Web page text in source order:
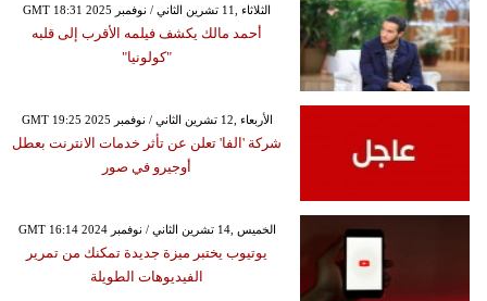
GMT 18:31 2025 الثلاثاء ,11 تشرين الثاني / نوفمبر
أحمد مالك يكشف فيلمه الأقرب إلى قلبه
"كولونيا"
GMT 19:25 2025 الأربعاء ,12 تشرين الثاني / نوفمبر
شركة 'الفا' تعلن عن تأثر خدمات الانترنت بعطل
أوجيرو في صور
GMT 16:14 2024 الخميس ,14 تشرين الثاني / نوفمبر
يوتيوب يختبر ميزة جديدة تمكنك من تمرير
الفيديوهات الطويلة